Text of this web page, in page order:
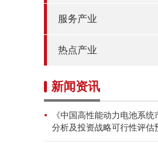
服务产业
热点产业
新闻资讯
《中国高性能动力电池系
分析及投资战略可行性评估